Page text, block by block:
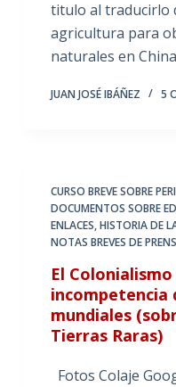
titulo al traducirlo
agricultura para
naturales en
JUAN JOSÉ IBÁÑEZ 5
CURSO BREVE SOBRE
DOCUMENTOS SOBRE
ENLACES,HISTORIA DE
NOTAS BREVES DE
El
incompetencia
mundiales
Tierras Raras)
Fotos Colaje